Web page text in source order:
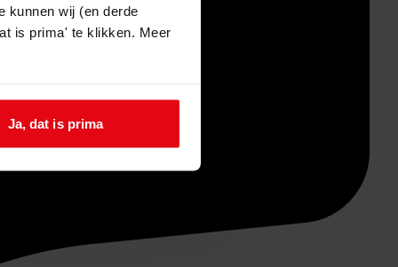
kunnen wij (en derde
is prima' te klikken. Meer
Ja, dat is prima